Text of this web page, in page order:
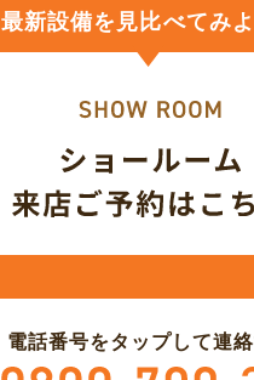
最新設備を見比べてみよ
電話番号をタップして連